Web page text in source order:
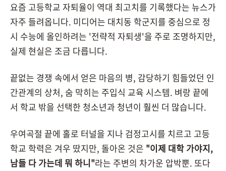
요즘 고등학교 자퇴율이 역대 최고치를 기록했다는 뉴스가
자주 들려옵니다. 미디어는 대치동 학군지를 중심으로 정
시 수능에 올인하려는 '전략적 자퇴생'을 주로 조명하지만,
실제 현실은 조금 다릅니다.
끝없는 경쟁 속에서 얻은 마음의 병, 감당하기 힘들었던 인
간관계의 상처, 숨 막히는 주입식 교육 시스템. 벼랑 끝에
서 학교 밖을 선택한 청소년과 청년이 훨씬 더 많습니다.
우여곡절 끝에 홀로 터널을 지나 검정고시를 치르고 고등
학교 학력은 겨우 땄지만, 돌아온 것은 "이제 대학 가야지,
남들 다 가는데 뭐 하니"라는 주변의 차가운 압박뿐. 또다